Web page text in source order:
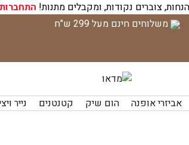
צוברים נקודות, ומקבלים מתנות!
משלוחים חינם מעל 299 ש"ח
אביזרי אופנה הום שיק קטנטנים נייר